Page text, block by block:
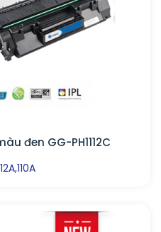
đen GG-PH1112C